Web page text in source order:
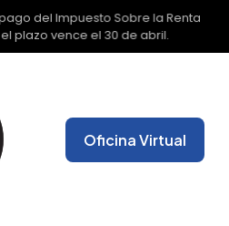
del Impuesto Sobre la Renta
plazo vence el 30 de abril. ✕
Oficina Virtual